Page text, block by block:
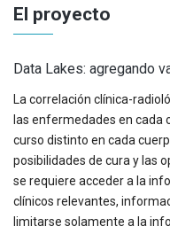
El proyecto
Data Lakes: agregando
La correlación clínica-
las enfermedades en cada
curso distinto en cada
posibilidades de cura y las
se requiere acceder a la
clínicos relevantes,
limitarse solamente a la